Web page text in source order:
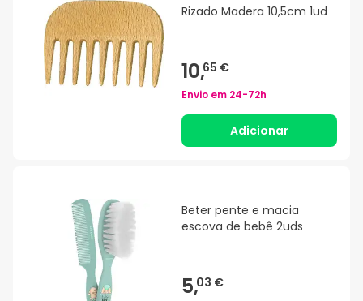
Rizado Madera 10,5cm 1ud
10,65 €
Envio em 24-72h
Adicionar
Beter pente e macia
escova de bebê 2uds
5,03 €